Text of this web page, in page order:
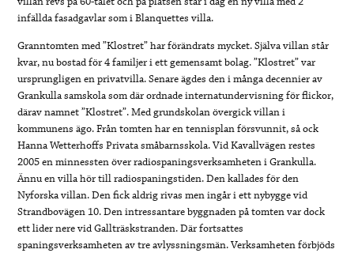
infällda fasadgavlar som i Blanquettes villa.
Granntomten med ”Klostret” har förändrats mycket. Själva villan står
kvar, nu bostad för 4 familjer i ett gemensamt bolag. ”Klostret” var
ursprungligen en privatvilla. Senare ägdes den i många decennier av
Grankulla samskola som där ordnade internatundervisning för flickor,
därav namnet ”Klostret”. Med grundskolan övergick villan i
kommunens ägo. Från tomten har en tennisplan försvunnit, så ock
Hanna Wetterhoffs Privata småbarnsskola. Vid Kavallvägen restes
2005 en minnessten över radiospaningsverksamheten i Grankulla.
Ännu en villa hör till radiospaningstiden. Den kallades för den
Nyforska villan. Den fick aldrig rivas men ingår i ett nybygge vid
Strandbovägen 10. Den intressantare byggnaden på tomten var dock
ett lider nere vid Gallträskstranden. Där fortsattes
spaningsverksamheten av tre avlyssningsmän. Verksamheten förbjöds